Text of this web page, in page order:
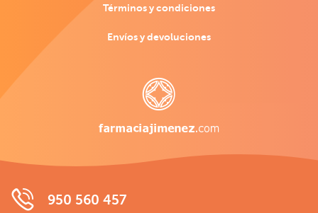
Términos y condiciones
Envíos y devoluciones
950 560 457